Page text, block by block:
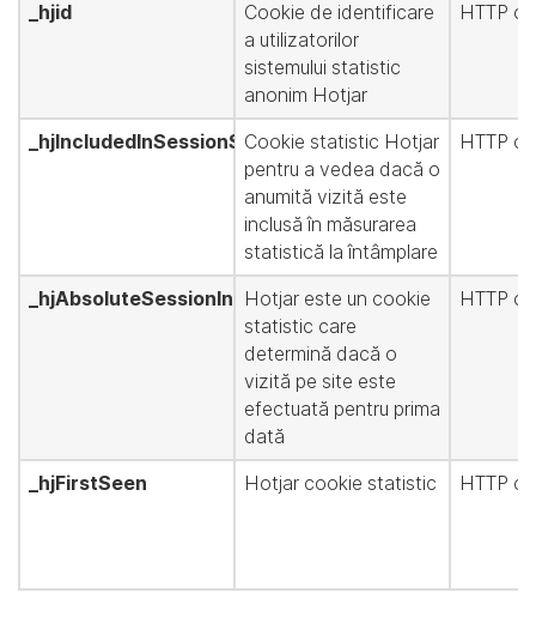
_hjid
Cookie de identificare
a utilizatorilor
sistemului statistic
anonim Hotjar
HTTP
_hjIncludedInSessionSampleCookie statistic Hotjar
pentru a vedea dacă o
anumită vizită este
inclusă în măsurarea
statistică la întâmplare
HTTP
_hjAbsoluteSessionInProgressHotjar este un cookie
statistic care
determină dacă o
vizită pe site este
efectuată pentru prima
dată
HTTP
_hjFirstSeen Hotjar cookie statistic HTTP